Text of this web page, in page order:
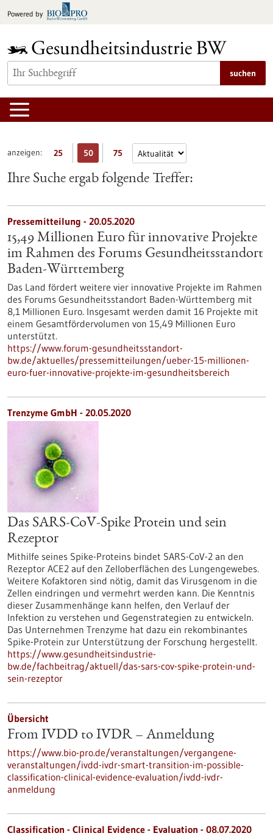
Inhalt
Powered by
suchen
anzeigen: 25 50 75
Ihre Suche ergab folgende Treffer:
Pressemitteilung - 20.05.2020
15,49 Millionen Euro für innovative Projekte
im Rahmen des Forums Gesundheitsstandort
Baden-Württemberg
Das Land fördert weitere vier innovative Projekte im Rahmen
des Forums Gesundheitsstandort Baden-Württemberg mit
8,1 Millionen Euro. Insgesamt werden damit 16 Projekte mit
einem Gesamtfördervolumen von 15,49 Millionen Euro
unterstützt.
https://www.forum-gesundheitsstandort-
bw.de/aktuelles/pressemitteilungen/ueber-15-millionen-
euro-fuer-innovative-projekte-im-gesundheitsbereich
Trenzyme GmbH - 20.05.2020
Das SARS-CoV-Spike Protein und sein
Rezeptor
Mithilfe seines Spike-Proteins bindet SARS-CoV-2 an den
Rezeptor ACE2 auf den Zelloberflächen des Lungengewebes.
Weitere Kofaktoren sind nötig, damit das Virusgenom in die
Zellen eindringen und vermehrt werden kann. Die Kenntnis
dieser Zusammenhänge kann helfen, den Verlauf der
Infektion zu verstehen und Gegenstrategien zu entwickeln.
Das Unternehmen Trenzyme hat dazu ein rekombinantes
Spike-Protein zur Unterstützung der Forschung hergestellt.
https://www.gesundheitsindustrie-
bw.de/fachbeitrag/aktuell/das-sars-cov-spike-protein-und-
sein-rezeptor
Übersicht
From IVDD to IVDR – Anmeldung
https://www.bio-pro.de/veranstaltungen/vergangene-
veranstaltungen/ivdd-ivdr-smart-transition-im-possible-
classification-clinical-evidence-evaluation/ivdd-ivdr-
anmeldung
Classification - Clinical Evidence - Evaluation - 08.07.2020